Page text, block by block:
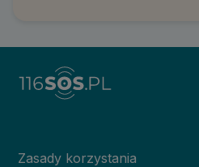
Zasady korzystania